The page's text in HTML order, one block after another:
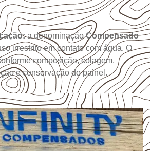
a denominaçãoCompensado
irrestrito em contato com água. O
composição, colagem,
e conservação do painel.